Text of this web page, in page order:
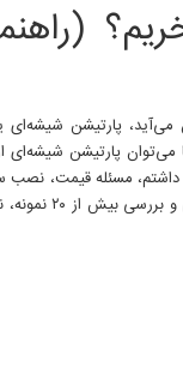
پارتیشن شیشه‌ای
می‌توان پارتیشن شیشه‌ای
داشتم، مسئله قیمت، نصب
ظاهر مدرن برای ما بسیار مهم بود. بعد از تماس با بیش از